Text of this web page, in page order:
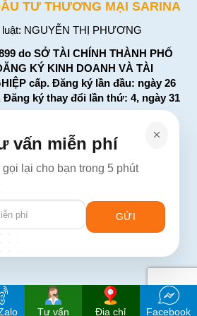
TƯ THƯƠNG MẠI SARINA
NGUYỄN THỊ PHƯƠNG
do SỞ TÀI CHÍNH THÀNH PHỐ
KÝ KINH DOANH VÀ TÀI
cấp. Đăng ký lần đầu: ngày 26
Đăng ký thay đổi lần thứ: 4, ngày 31
Đa, Hà Nội
Phường 12, Quận 10, TP. Hồ Chí
001 001
Tư vấn Địa chỉ Facebook
vấn miễn phí
lại cho bạn trong 5 phút
Please
leave
field